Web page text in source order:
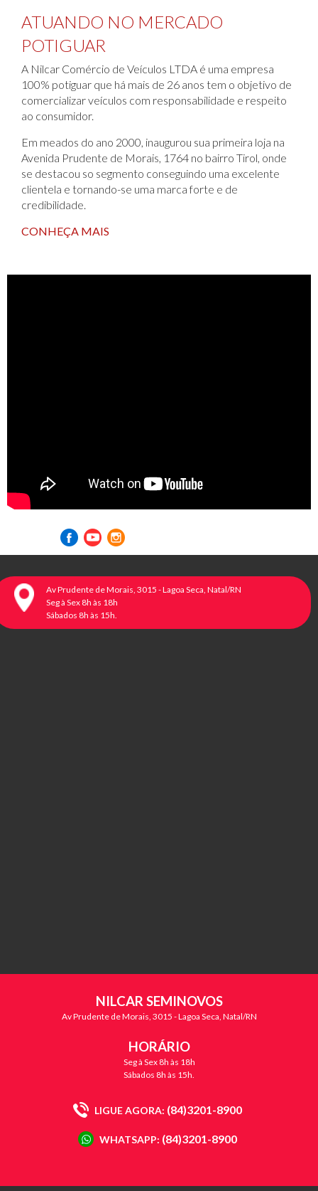
ATUANDO NO MERCADO
POTIGUAR
A Nilcar Comércio de Veículos LTDA é uma empresa
100% potiguar que há mais de 26 anos tem o objetivo de
comercializar veículos com responsabilidade e respeito
ao consumidor.
Em meados do ano 2000, inaugurou sua primeira loja na
Avenida Prudente de Morais, 1764 no bairro Tirol, onde
se destacou so segmento conseguindo uma excelente
clientela e tornando-se uma marca forte e de
credibilidade.
CONHEÇA MAIS
Av Prudente de Morais, 3015 - Lagoa Seca, Natal/RN
Seg à Sex 8h às 18h
Sábados 8h às 15h.
NILCAR SEMINOVOS
Av Prudente de Morais, 3015 - Lagoa Seca, Natal/RN
HORÁRIO
Seg à Sex 8h às 18h
Sábados 8h às 15h.
LIGUE AGORA: (84)3201-8900
WHATSAPP: (84)3201-8900